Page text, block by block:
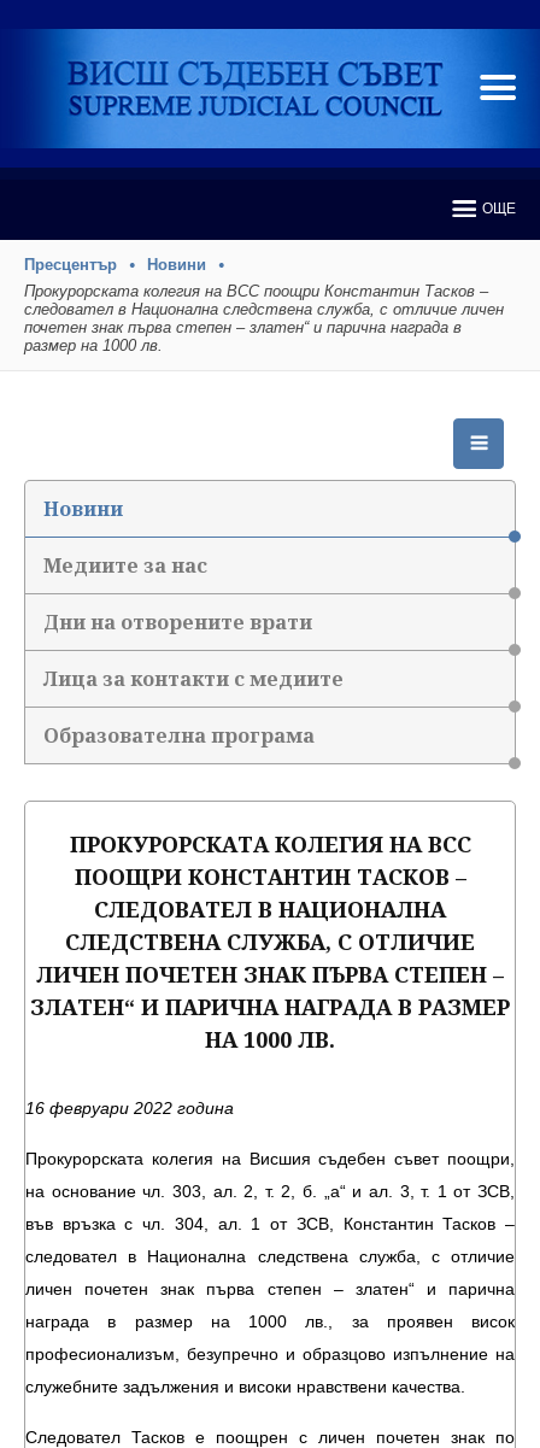
ОЩЕ
Пресцентър
Новини
Прокурорската колегия на ВСС поощри Константин Тасков –
следовател в Национална следствена служба, с отличие личен
почетен знак първа степен – златен“ и парична награда в
размер на 1000 лв.
Новини
Медиите за нас
Дни на отворените врати
Лица за контакти с медиите
Образователна програма
ПРОКУРОРСКАТА КОЛЕГИЯ НА ВСС
ПООЩРИ КОНСТАНТИН ТАСКОВ –
СЛЕДОВАТЕЛ В НАЦИОНАЛНА
СЛЕДСТВЕНА СЛУЖБА, С ОТЛИЧИЕ
ЛИЧЕН ПОЧЕТЕН ЗНАК ПЪРВА СТЕПЕН –
ЗЛАТЕН“ И ПАРИЧНА НАГРАДА В РАЗМЕР
НА 1000 ЛВ.
16 февруари 2022 година
Прокурорската колегия на Висшия съдебен съвет поощри,
на основание чл. 303, ал. 2, т. 2, б. „а“ и ал. 3, т. 1 от ЗСВ,
във връзка с чл. 304, ал. 1 от ЗСВ, Константин Тасков –
следовател в Национална следствена служба, с отличие
личен почетен знак първа степен – златен“ и парична
награда в размер на 1000 лв., за проявен висок
професионализъм, безупречно и образцово изпълнение на
служебните задължения и високи нравствени качества.
Следовател Тасков е поощрен с личен почетен знак по